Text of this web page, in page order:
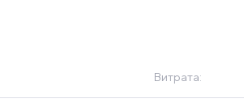
Витрата: